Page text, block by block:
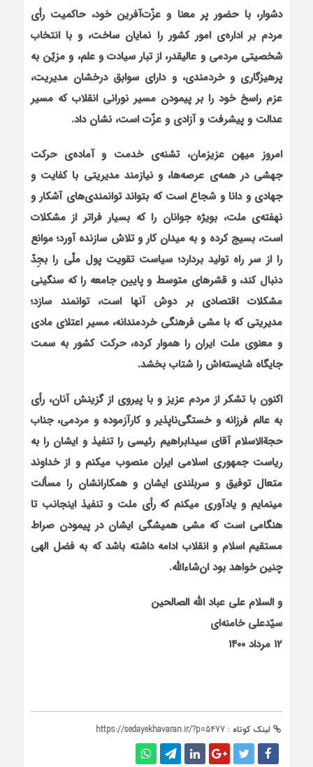
دشوار، با حضور پر معنا و عزّت‌آفرین خود، حاکمیت رأی
مردم بر اداره‌ی امور کشور را نمایان ساخت، و با انتخاب
شخصیتی مردمی و عالیقدر، از تبار سیادت و علم، و مزیّن به
پرهیزگاری و خردمندی، و دارای سوابق درخشان مدیریت،
عزم راسخ خود را بر پیمودن مسیر نورانی انقلاب که مسیر
عدالت و پیشرفت و آزادی و عزّت است، نشان داد.
امروز میهن عزیزمان، تشنه‌ی خدمت و آماده‌ی حرکت
جهشی در همه‌ی عرصه‌ها، و نیازمند مدیریتی با کفایت و
جهادی و دانا و شجاع است که بتواند توانمندی‌های آشکار و
نهفته‌ی ملت، بویژه جوانان را که بسیار فراتر از مشکلات
است، بسیج کرده و به میدان کار و تلاش سازنده آورد؛ موانع
را از سر راه تولید بردارد؛ سیاست تقویت پول ملّی را بجِدّ
دنبال کند، و قشرهای متوسط و پایین جامعه را که سنگینی
مشکلات اقتصادی بر دوش آنها است، توانمند سازد؛
مدیریتی که با مشی فرهنگی خردمندانه، مسیر اعتلای مادی
و معنوی ملت ایران را هموار کرده، حرکت کشور به سمت
جایگاه شایسته‌اش را شتاب بخشد.
اکنون با تشکر از مردم عزیز و با پیروی از گزینش آنان، رأی
به عالم فرزانه و خستگی‌ناپذیر و کارآزموده و مردمی، جناب
حجةالاسلام آقای سیدابراهیم رئیسی را تنفیذ و ایشان را به
ریاست جمهوری اسلامی ایران منصوب میکنم و از خداوند
متعال توفیق و سربلندی ایشان و همکارانشان را مسألت
مینمایم و یادآوری میکنم که رأی ملت و تنفیذ اینجانب تا
هنگامی است که مشی همیشگی ایشان در پیمودن صراط
مستقیم اسلام و انقلاب ادامه داشته باشد که به فضل الهی
چنین خواهد بود ان‌شاءالله.
و السلام علی عباد الله الصالحین
سیّدعلی خامنه‌ای
۱۲ مرداد ۱۴۰۰
لینک کوتاه : https://sedayekhavaran.ir/?p=5477